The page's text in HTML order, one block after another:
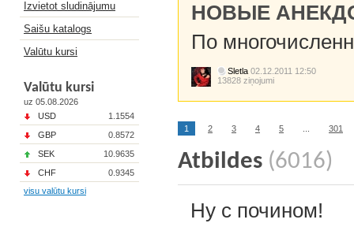
Izvietot sludinājumu
Saišu katalogs
Valūtu kursi
Valūtu kursi
uz 05.08.2026
USD
1.1554
GBP
0.8572
SEK
10.9635
CHF
0.9345
visu valūtu kursi
НОВЫЕ
По
Sletla 02.12.2011 12:50
13828 ziņojumi
1 2 3 4 5 301
Atbildes (6016)
Ну с почином!